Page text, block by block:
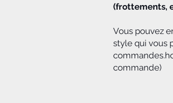
(frottements,
Vous pouvez
style qui vous
commande)